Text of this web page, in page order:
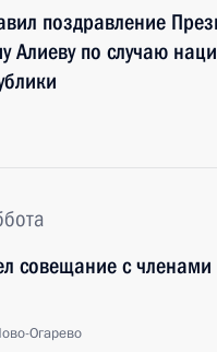
поздравление
Алиеву по случаю
совещание с членами
Огарево